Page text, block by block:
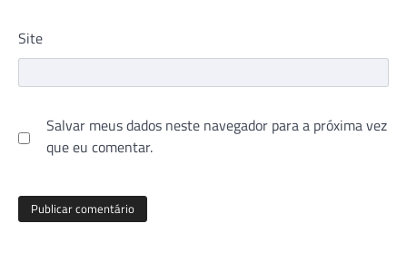
Site
Salvar meus dados neste navegador para a próxima vez
que eu comentar.